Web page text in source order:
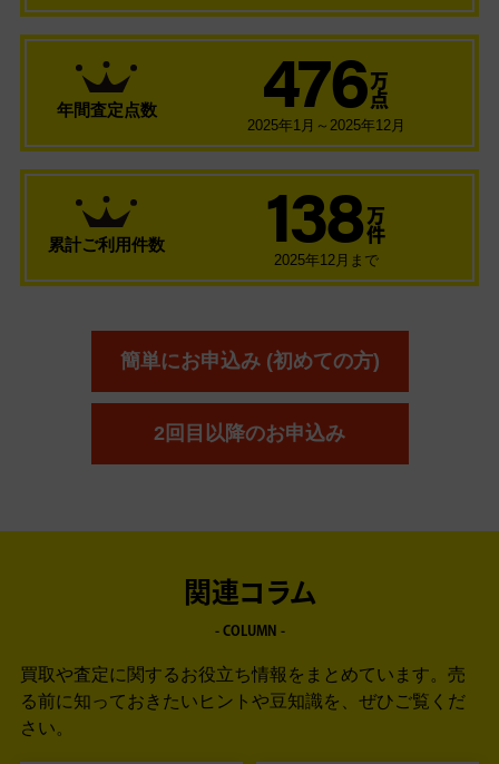
年間査定点数 476 万
点
2025年1月～2025年12月
累計ご利用件数 138 万
件
2025年12月まで
簡単にお申込み (初めての方)
2回目以降のお申込み
関連コラム
- COLUMN -
買取や査定に関するお役立ち情報をまとめています。 売
る前に知っておきたいヒントや豆知識を、ぜひご覧くだ
さい。